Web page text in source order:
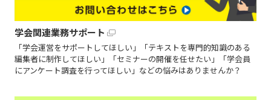
学会関連業務サポート
「学会運営をサポートしてほしい」「テキストを専門的知識のある
編集者に制作してほしい」「セミナーの開催を任せたい」「学会員
にアンケート調査を行ってほしい」などの悩みはありませんか？